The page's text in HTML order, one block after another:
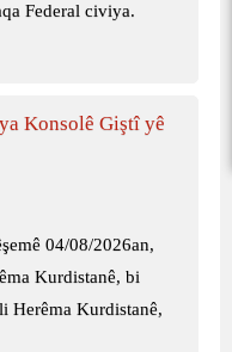
Federal civiya.
Konsolê Giştî yê
04/08/2026an,
Kurdistanê, bi
Herêma Kurdistanê,